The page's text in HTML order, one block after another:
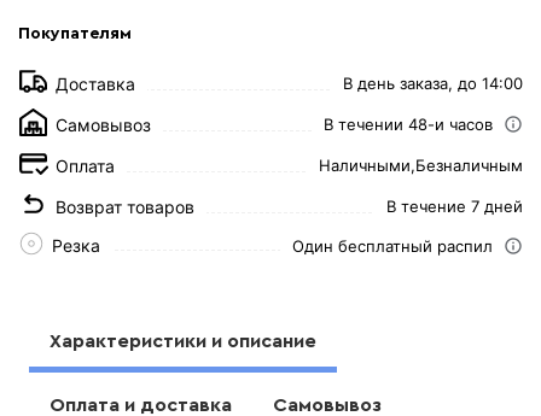
Покупателям
Доставка В день заказа, до 14:00
Самовывоз В течении 48-и часов
Оплата Наличными,Безналичным
Возврат товаров В течение 7 дней
Резка Один бесплатный распил
Характеристики и описание
Оплата и доставка Самовывоз